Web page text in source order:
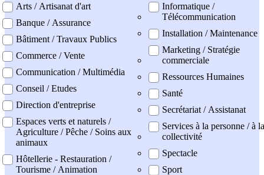
Arts / Artisanat d'art
Banque / Assurance
Bâtiment / Travaux Publics
Commerce / Vente
Communication / Multimédia
Conseil / Etudes
Direction d'entreprise
Espaces verts et naturels /
Agriculture / Pêche / Soins aux
animaux
Hôtellerie - Restauration /
Tourisme / Animation
Informatique /
Télécommunication
Installation / Maintenance
Marketing / Stratégie
commerciale
Ressources Humaines
Santé
Secrétariat / Assistanat
Services à la personne / à la
collectivité
Spectacle
Sport